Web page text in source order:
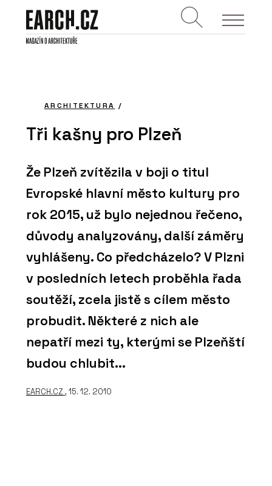
ARCHITEKTURA /
Tři kašny pro Plzeň
Že Plzeň zvítězila v boji o titul
Evropské hlavní město kultury pro
rok 2015, už bylo nejednou řečeno,
důvody analyzovány, další záměry
vyhlášeny. Co předcházelo? V Plzni
v posledních letech proběhla řada
soutěží, zcela jistě s cílem město
probudit. Některé z nich ale
nepatří mezi ty, kterými se Plzeňští
budou chlubit...
EARCH.CZ , 15. 12. 2010